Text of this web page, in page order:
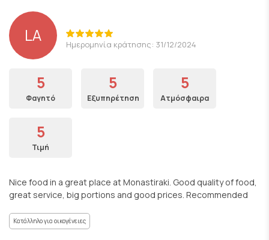
LA Ημερομηνία κράτησης: 31/12/2024
5
Φαγητό
5
Εξυπηρέτηση
5
Ατμόσφαιρα
5
Τιμή
Nice food in a great place at Monastiraki. Good quality of food,
great service, big portions and good prices. Recommended
Κατάλληλο για οικογένειες